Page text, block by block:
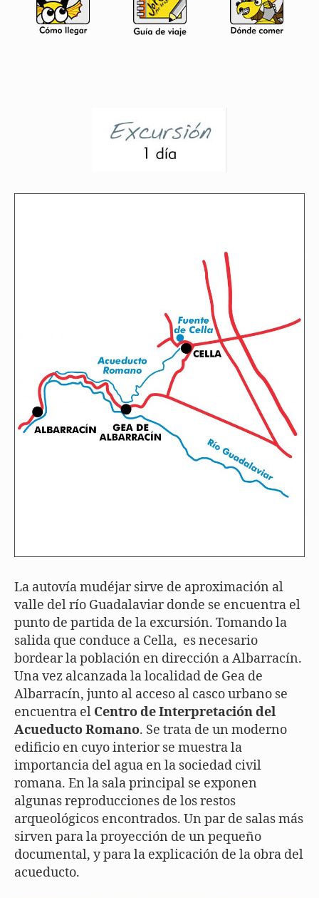
La autovía mudéjar sirve de aproximación al
valle del río Guadalaviar donde se encuentra el
punto de partida de la excursión. Tomando la
salida que conduce a Cella, es necesario
bordear la población en dirección a Albarracín.
Una vez alcanzada la localidad de Gea de
Albarracín, junto al acceso al casco urbano se
encuentra el Centro de Interpretación del
Acueducto Romano. Se trata de un moderno
edificio en cuyo interior se muestra la
importancia del agua en la sociedad civil
romana. En la sala principal se exponen
algunas reproducciones de los restos
arqueológicos encontrados. Un par de salas más
sirven para la proyección de un pequeño
documental, y para la explicación de la obra del
acueducto.